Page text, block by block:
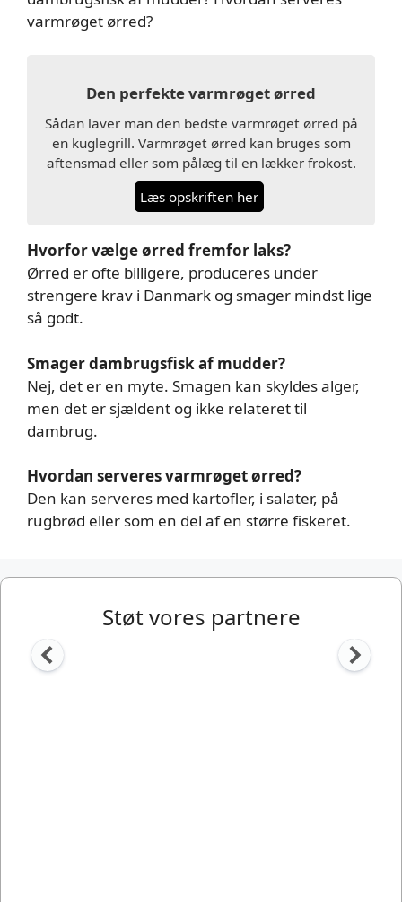
varmrøget ørred?
Den perfekte varmrøget ørred
Sådan laver man den bedste varmrøget ørred på
en kuglegrill. Varmrøget ørred kan bruges som
aftensmad eller som pålæg til en lækker frokost.
Læs opskriften her
Hvorfor vælge ørred fremfor laks?
Ørred er ofte billigere, produceres under
strengere krav i Danmark og smager mindst lige
så godt.
Smager dambrugsfisk af mudder?
Nej, det er en myte. Smagen kan skyldes alger,
men det er sjældent og ikke relateret til
dambrug.
Hvordan serveres varmrøget ørred?
Den kan serveres med kartofler, i salater, på
rugbrød eller som en del af en større fiskeret.
Støt vores partnere